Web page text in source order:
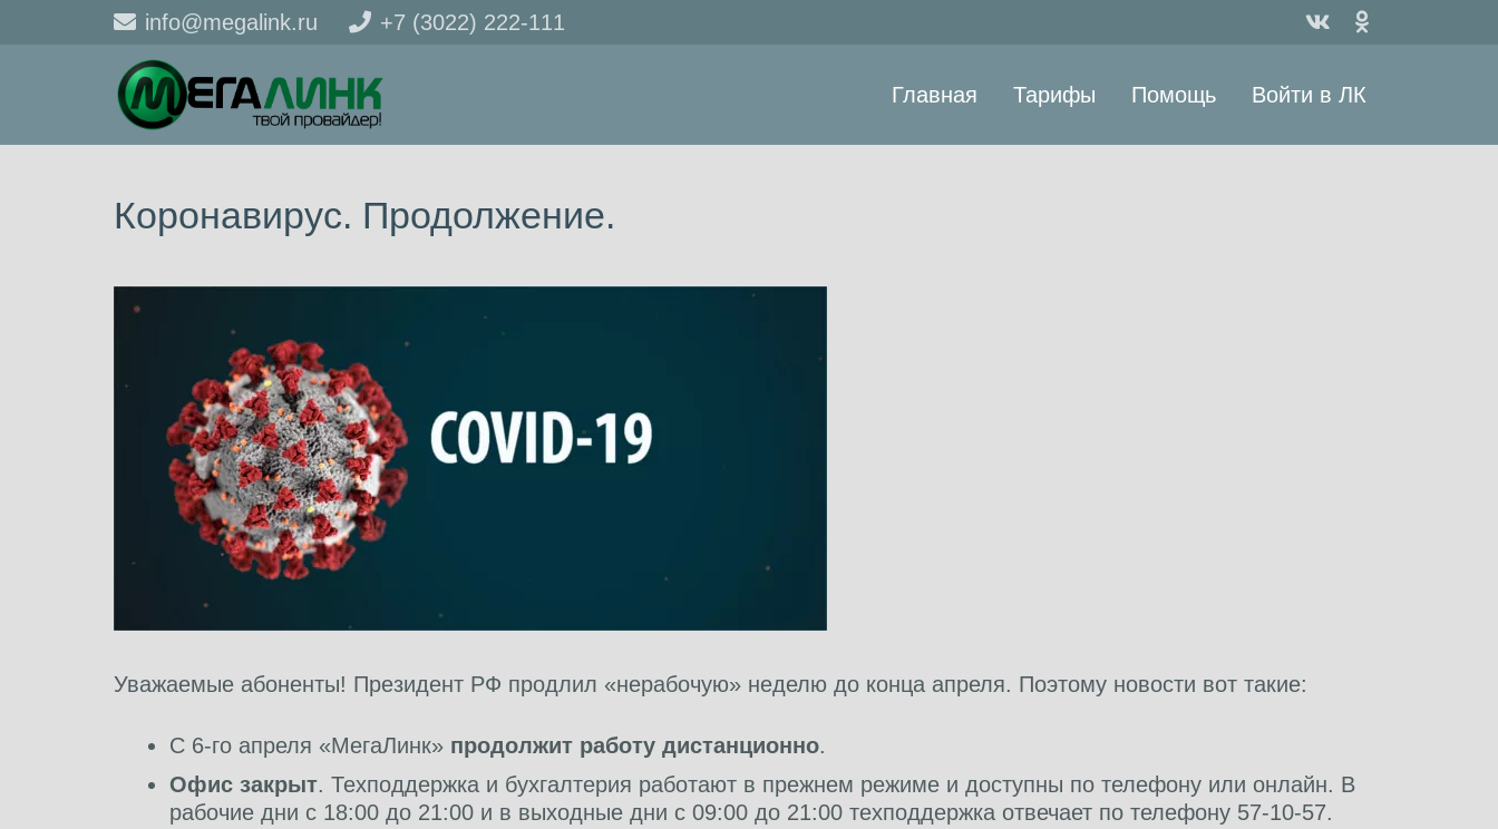
info@megalink.ru +7 (3022) 222-111
Главная Тарифы Помощь Войти в ЛК
Коронавирус. Продолжение.
Уважаемые абоненты! Президент РФ продлил «нерабочую» неделю до конца апреля. Поэтому новости вот такие:
С 6-го апреля «МегаЛинк» продолжит работу дистанционно.
Офис закрыт. Техподдержка и бухгалтерия работают в прежнем режиме и доступны по телефону или онлайн. В
рабочие дни с 18:00 до 21:00 и в выходные дни с 09:00 до 21:00 техподдержка отвечает по телефону 57-10-57.